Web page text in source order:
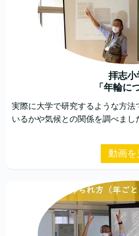
拝志小
「年輪に
実際に大学で研究するような方
いるかや気候との関係を調べまし
動画を